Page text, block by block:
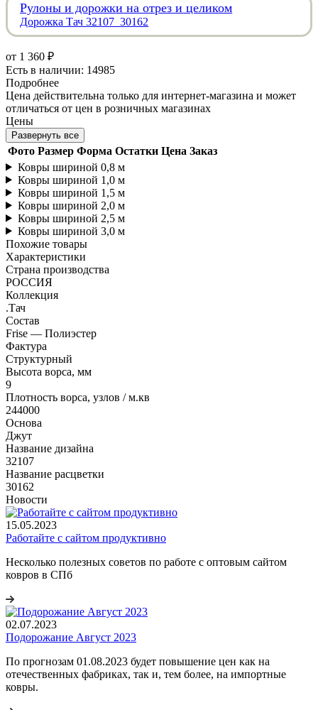
Рулоны и дорожки на отрез и целиком
Дорожка Тач 32107_30162
от 1 360 ₽
Есть в наличии: 14985
Подробнее
Цена действительна только для интернет-магазина и может
отличаться от цен в розничных магазинах
Цены
Развернуть все
Фото Размер Форма Остатки Цена Заказ
Ковры шириной 0,8 м
Ковры шириной 1,0 м
Ковры шириной 1,5 м
Ковры шириной 2,0 м
Ковры шириной 2,5 м
Ковры шириной 3,0 м
Похожие товары
Характеристики
Страна производства
РОССИЯ
Коллекция
.Тач
Состав
Frise — Полиэстер
Фактура
Структурный
Высота ворса, мм
9
Плотность ворса, узлов / м.кв
244000
Основа
Джут
Название дизайна
32107
Название расцветки
30162
Новости
15.05.2023
Работайте с сайтом продуктивно
Несколько полезных советов по работе с оптовым сайтом
ковров в СПб
02.07.2023
Подорожание Август 2023
По прогнозам 01.08.2023 будет повышение цен как на
отечественных фабриках, так и, тем более, на импортные
ковры.